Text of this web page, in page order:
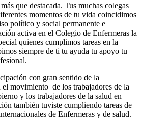
que destacada. Tus muchas colegas
momentos de tu vida coincidimos
político y social permanente e
activa en el Colegio de Enfermeras la
quienes cumplimos tareas en la
siempre de ti tu ayuda tu apoyo tu
con gran sentido de la
movimiento de los trabajadores de la
y los trabajadores de la salud en
también tuviste cumpliendo tareas de
de Enfermeras y de salud.